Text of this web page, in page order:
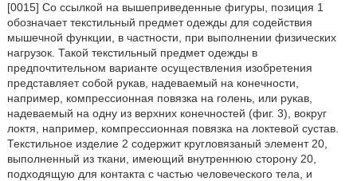
[0015] Со ссылкой на вышеприведенные фигуры, позиция 1
обозначает текстильный предмет одежды для содействия
мышечной функции, в частности, при выполнении физических
нагрузок. Такой текстильный предмет одежды в
предпочтительном варианте осуществления изобретения
представляет собой рукав, надеваемый на конечности,
например, компрессионная повязка на голень, или рукав,
надеваемый на одну из верхних конечностей (фиг. 3), вокруг
локтя, например, компрессионная повязка на локтевой сустав.
Текстильное изделие 2 содержит кругловязаный элемент 20,
выполненный из ткани, имеющий внутреннюю сторону 20,
подходящую для контакта с частью человеческого тела, и